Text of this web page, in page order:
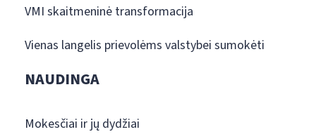
VMI skaitmeninė transformacija
Vienas langelis prievolėms valstybei sumokėti
NAUDINGA
Mokesčiai ir jų dydžiai